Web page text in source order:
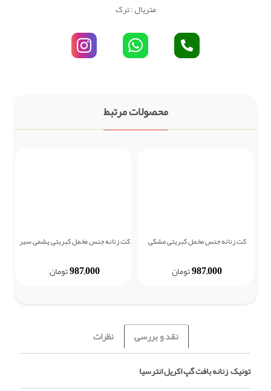
متریال : ترک
محصولات مرتبط
کت زنانه جنس مخمل کبریتی مشکی
987,000تومان
کت زنانه جنس مخمل کبریتی یشمی سیر
987,000تومان
نقد و بررسی نظرات
تونیک زنانه بافت گپ اکریل انترسیا